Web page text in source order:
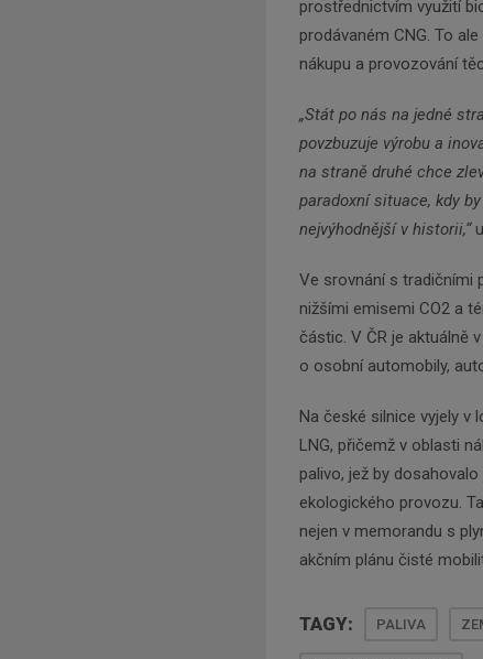
prostřednictvím využití
prodávaném CNG. To
nákupu a provozování
„Stát po nás na jedné
povzbuzuje výrobu a
na straně druhé chce
paradoxní situace, kdy
nejvýhodnější v historii,“
Ve srovnání s tradičními
nižšími emisemi CO2 a
částic. V ČR je aktuálně
o osobní automobily,
Na české silnice vyjely v
LNG, přičemž v oblasti
palivo, jež by
ekologického provozu.
nejen v memorandu s
akčním plánu čisté
TAGY: PALIVA